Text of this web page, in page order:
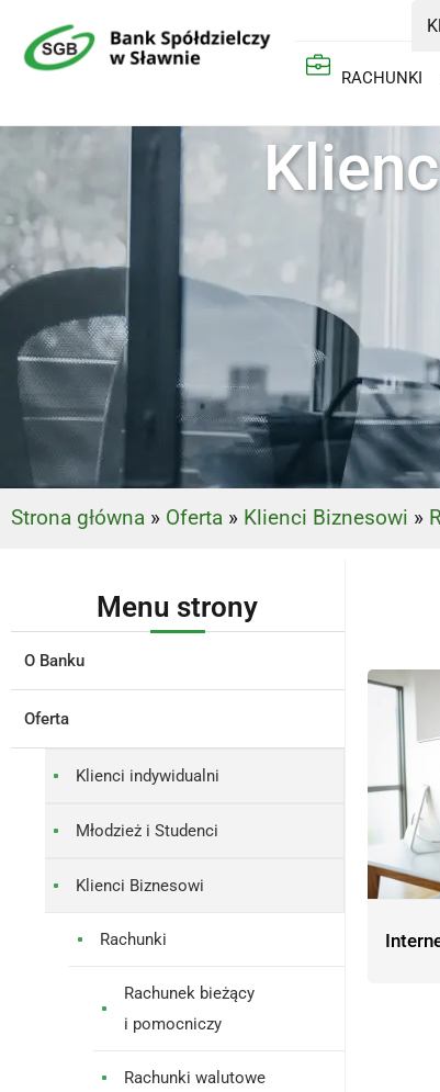
RACHUNKI
Strona główna » Oferta » Klienci Biznesowi »
Menu strony
O Banku
Oferta
Klienci indywidualni
Młodzież i Studenci
Klienci Biznesowi
Rachunki
Rachunek bieżący
i pomocniczy
Rachunki walutowe